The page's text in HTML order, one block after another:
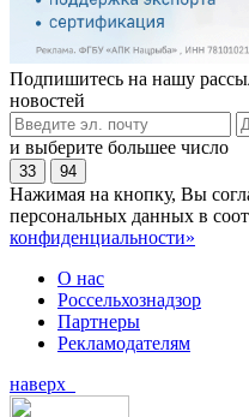
Подпишитесь на нашу
новостей
и выберите большее число
33 94
Нажимая на кнопку, Вы
персональных данных в
конфиденциальности»
О нас
Россельхознадзор
Партнеры
Рекламодателям
наверх